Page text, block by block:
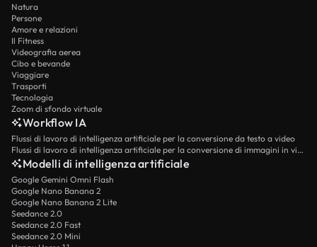
Natura
Persone
Amore e relazioni
Il Fitness
Videografia aerea
Cibo e bevande
Viaggiare
Trasporti
Tecnologia
Zoom di sfondo virtuale
Workflow IA
Flussi di lavoro di intelligenza artificiale per la conversione da testo a video
Flussi di lavoro di intelligenza artificiale per la conversione di immagini in video
Modelli di intelligenza artificiale
Google Gemini Omni Flash
Google Nano Banana 2
Google Nano Banana 2 Lite
Seedance 2.0
Seedance 2.0 Fast
Seedance 2.0 Mini